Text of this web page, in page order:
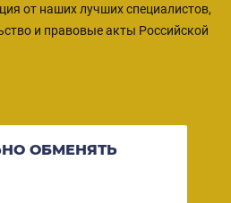
от наших лучших специалистов,
и правовые акты Российской
ОБМЕНЯТЬ